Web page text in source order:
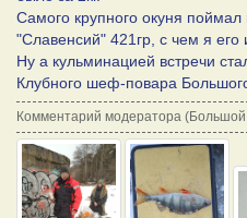
Самого крупного окуня
"Славенсий" 421гр, с чем я его
Ну а кульминацией встречи
Клубного шеф-повара
Комментарий модератора